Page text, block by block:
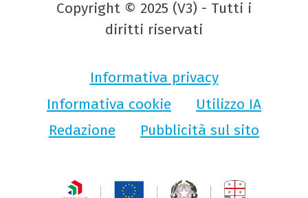
Copyright © 2025 (V3) - Tutti i
diritti riservati
Informativa privacy
Informativa cookie
Utilizzo IA
Redazione
Pubblicità sul sito